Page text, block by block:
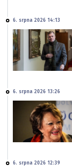
6. srpna 2026 14:13
6. srpna 2026 13:26
6. srpna 2026 12:39